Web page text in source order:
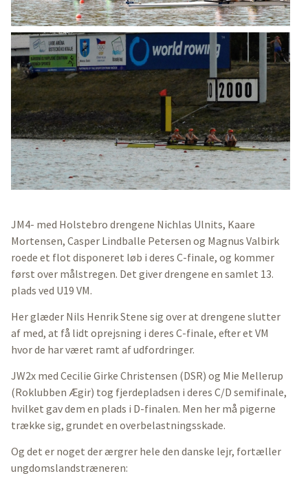
JM4- med Holstebro drengene Nichlas Ulnits, Kaare
Mortensen, Casper Lindballe Petersen og Magnus Valbirk
roede et flot disponeret løb i deres C-finale, og kommer
først over målstregen. Det giver drengene en samlet 13.
plads ved U19 VM.
Her glæder Nils Henrik Stene sig over at drengene slutter
af med, at få lidt oprejsning i deres C-finale, efter et VM
hvor de har været ramt af udfordringer.
JW2x med Cecilie Girke Christensen (DSR) og Mie Mellerup
(Roklubben Ægir) tog fjerdepladsen i deres C/D semifinale,
hvilket gav dem en plads i D-finalen. Men her må pigerne
trække sig, grundet en overbelastningsskade.
Og det er noget der ærgrer hele den danske lejr, fortæller
ungdomslandstræneren: